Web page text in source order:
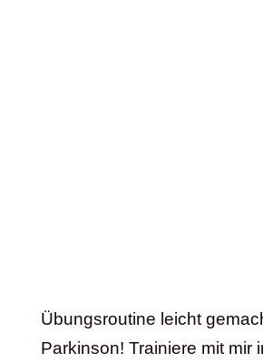
Übungsroutine leicht
Parkinson! Trainiere mit mir